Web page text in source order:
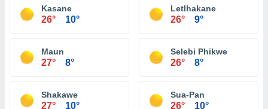
Kasane
26° 10°
Letlhakane
26° 9°
Maun
27° 8°
Selebi Phikwe
26° 8°
Shakawe
27° 10°
Sua-Pan
26° 10°